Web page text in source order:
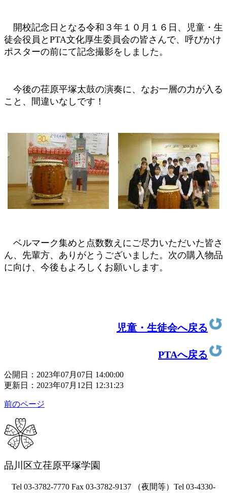
開校記念日となる令和３年１０月１６日、児童・生
徒会役員とPTA文化厚生委員会の皆さんで、呼びかけ
ポスターの前にて記念撮影をしました。
今後の荏原平塚太鼓の演奏に、なお一層の力が入る
こと、間違いなしです！
ベルマーク集めと点数数えにご尽力いただいた皆さ
ん、先輩方、ありがとうございました。次の購入物品
に向け、今後もよろしくお願いします。
児童・生徒会へ戻る
PTAへ戻る
公開日：2023年07月07日 14:00:00
更新日：2023年07月12日 12:31:23
前のページ
品川区立荏原平塚学園
Tel 03-3782-7770 Fax 03-3782-9137 （夜間等）Tel 03-4330-